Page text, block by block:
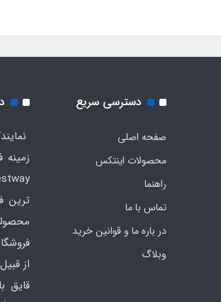
دسترسی سریع
صفحه اصلی
محصولات اینتکس
راهنما
تماس با ما
در باره ما و قوانین خرید
وبلاگ
ترین
از
قایق